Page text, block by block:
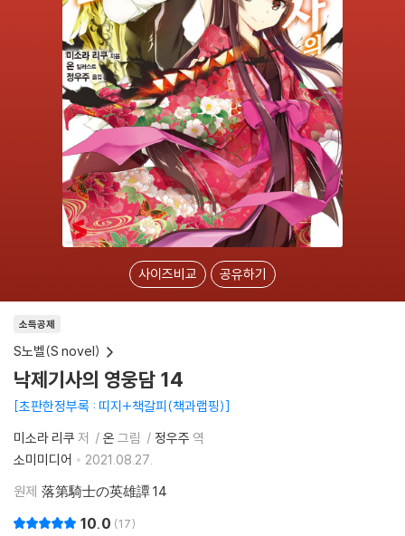
사이즈비교 공유하기
소득공제
S노벨(S novel)
낙제기사의 영웅담 14
초판한정부록 : 띠지+책갈피(책과랩핑)
미소라 리쿠 저 온 그림 정우주 역
소미미디어
2021.08.27.
원제 落第騎士の英雄譚 14
10.0 17